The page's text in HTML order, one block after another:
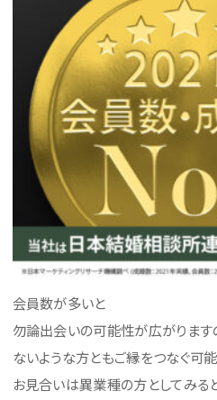
会員数が多いと
勿論出会いの可能性が広がります
ないような方ともご縁をつなぐ可
お見合いは異業種の方としてみ